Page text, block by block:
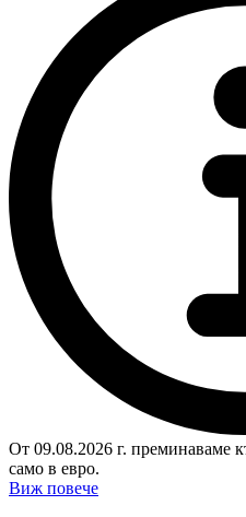
От 09.08.2026 г. преминаваме
само в евро.
Виж повече